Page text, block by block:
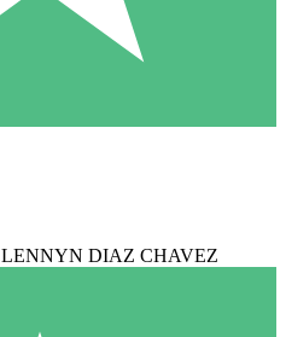
LENNYN DIAZ CHAVEZ